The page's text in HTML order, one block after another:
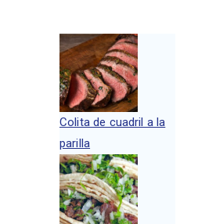
Colita de cuadril a la
parilla